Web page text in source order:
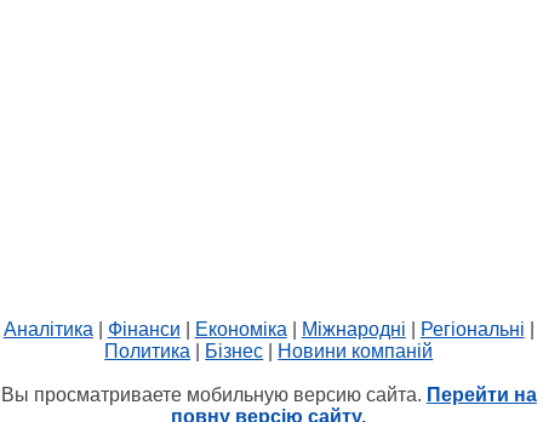
Аналітика Фінанси Економіка Міжнародні Регіональні
Политика
Бізнес Новини компаній
Вы просматриваете мобильную версию сайта. Перейти на
повну версію сайту.